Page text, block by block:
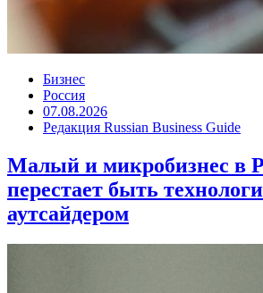
Бизнес
Россия
07.08.2026
Редакция Russian Business Guide
Малый и микробизнес в
перестает быть
аутсайдером